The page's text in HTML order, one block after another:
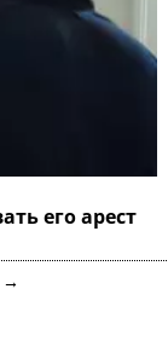
его арест
→